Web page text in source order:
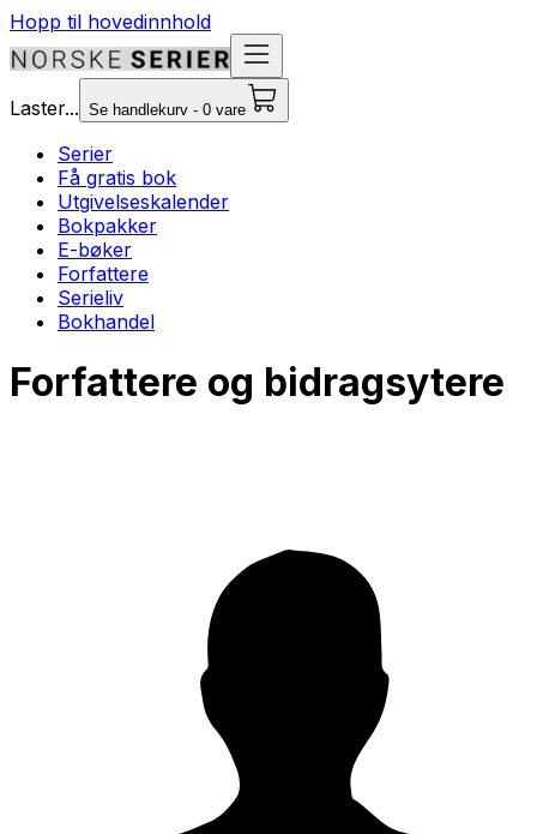
Hopp til hovedinnhold
Laster... Se handlekurv - 0 vare
Serier
Få gratis bok
Utgivelseskalender
Bokpakker
E-bøker
Forfattere
Serieliv
Bokhandel
Forfattere og bidragsytere